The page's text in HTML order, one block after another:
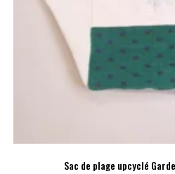
Sac de plage upcyclé